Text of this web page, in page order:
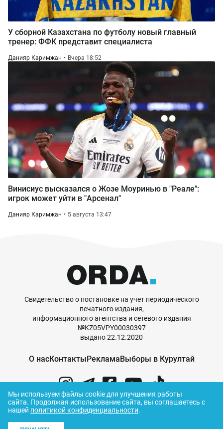
У сборной Казахстана по футболу новый главный
тренер: ФФК представит специалиста
Данияр Каримжан Вчера 18:52
Винисиус высказался о Жозе Моуринью в "Реале":
игрок может уйти в "Арсенал"
Данияр Каримжан 5 августа 13:47
Свидетельство о постановке на учет периодического
печатного издания,
информационного агентства и сетевого издания
№KZ05VPY00030397
выдано 22.12.2020
О насКонтактыРекламаВыборы в Курултай
© ORDA,2026.Правила использования
Мы используем файлы cookie для улучшения работы
сайта. Продолжая использование сайта, вы соглашаетесь с
нашей политикой конфиденциальности.